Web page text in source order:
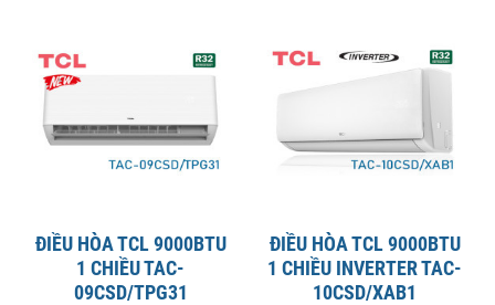
ĐIỀU HÒA TCL 9000BTU
1 CHIỀU TAC-
09CSD/TPG31
ĐIỀU HÒA TCL 9000BTU
1 CHIỀU INVERTER TAC-
10CSD/XAB1